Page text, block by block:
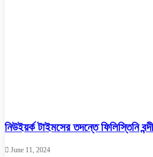
নিউইয়র্ক টাইমসের তদন্তে ফিলিস্তিনি
June 11, 2024